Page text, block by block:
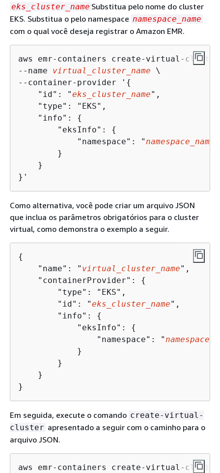
eks_cluster_name Substitua pelo nome do cluster
EKS. Substitua o pelo namespace namespace_name
com o qual você deseja registrar o Amazon EMR.
aws emr-containers create-virtual-
--name virtual_cluster_name \
--container-provider ' {
    "id": "
eks_cluster_name",
    "type": "EKS",
    "info":
{
        "eksInfo":
{
            "namespace": "
namespace_name
        }
    }
}'
Como alternativa, você pode criar um arquivo JSON
que inclua os parâmetros obrigatórios para o cluster
virtual, como demonstra o exemplo a seguir.
{
    "name": "
virtual_cluster_name",
    "containerProvider":
{
        "type": "EKS",
        "id": "
eks_cluster_name",
        "info":
{
            "eksInfo":
{
                "namespace": "
            }
        }
    }
}
Em seguida, execute o comando create-virtual-
cluster apresentado a seguir com o caminho para o
arquivo JSON.
aws emr-containers create-virtual-